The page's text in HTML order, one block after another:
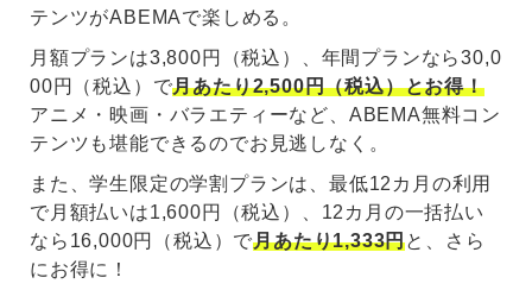
テンツがABEMAで楽しめる。
月額プランは3,800円（税込）、年間プランなら30,0
00円（税込）で月あたり2,500円（税込）とお得！
アニメ・映画・バラエティーなど、ABEMA無料コン
テンツも堪能できるのでお見逃しなく。
また、学生限定の学割プランは、最低12カ月の利用
で月額払いは1,600円（税込）、12カ月の一括払い
なら16,000円（税込）で月あたり1,333円と、さら
にお得に！